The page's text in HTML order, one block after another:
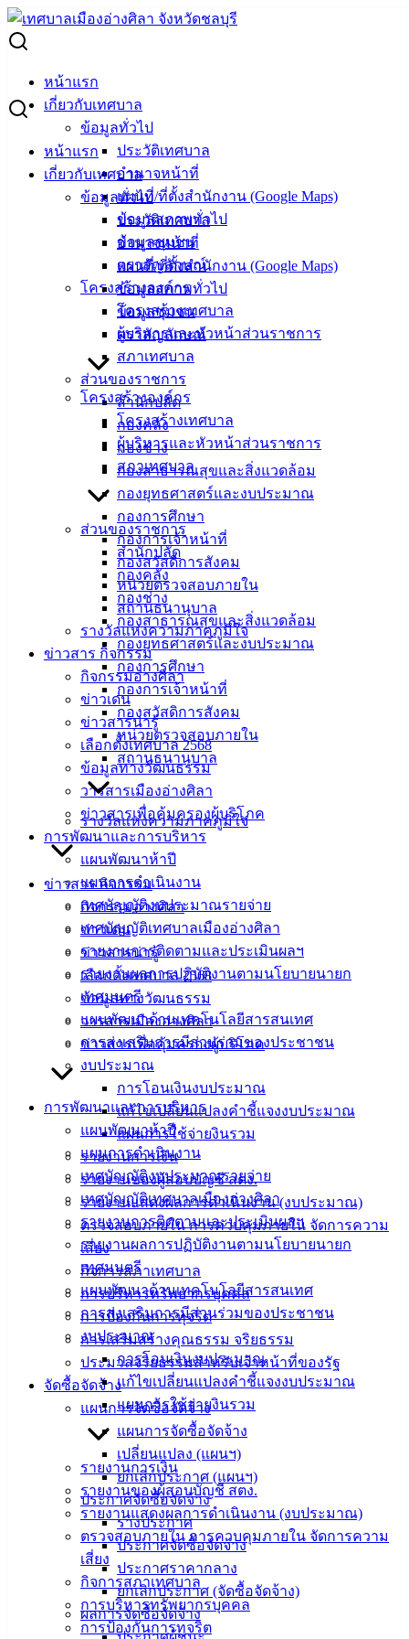
Skip
to
content
หน้าแรก
เกี่ยวกับเทศบาล
ข้อมูลทั่วไป
ประวัติเทศบาล
อำนาจหน้าที่
แผนที่/ที่ตั้งสำนักงาน (Google Maps)
ข้อมูลสภาพทั่วไป
ข้อมูลชุมชน
ตราสัญลักษณ์
โครงสร้างองค์กร
โครงสร้างเทศบาล
ผู้บริหารและหัวหน้าส่วนราชการ
สภาเทศบาล
ส่วนของราชการ
สำนักปลัด
กองคลัง
กองช่าง
กองสาธารณสุขและสิ่งแวดล้อม
กองยุทธศาสตร์และงบประมาณ
กองการศึกษา
กองการเจ้าหน้าที่
กองสวัสดิการสังคม
หน่วยตรวจสอบภายใน
สถานธนานุบาล
รางวัลแห่งความภาคภูมิใจ
ข่าวสาร กิจกรรม
กิจกรรมอ่างศิลา
ข่าวเด่น
ข่าวสารน่ารู้
เลือกตั้งเทศบาล 2568
ข้อมูลทางวัฒนธรรม
วารสารเมืองอ่างศิลา
ข่าวสารเพื่อคุ้มครองผู้บริโภค
การพัฒนาและการบริหาร
แผนพัฒนาห้าปี
แผนการดำเนินงาน
เทศบัญญัติงบประมาณรายจ่าย
เทศบัญญัติเทศบาลเมืองอ่างศิลา
รายงานการติดตามและประเมินผลฯ
รายงานผลการปฏิบัติงานตามนโยบายนายก
เทศมนตรี
แผนพัฒนาด้านเทคโนโลยีสารสนเทศ
การส่งเสริมการมีส่วนร่วมของประชาชน
งบประมาณ
การโอนเงินงบประมาณ
แก้ไขเปลี่ยนแปลงคำชี้แจงงบประมาณ
แผนการใช้จ่ายงินรวม
รายงานการเงิน
รายงานของผู้สอบบัญชี สตง.
รายงานแสดงผลการดำเนินงาน (งบประมาณ)
ตรวจสอบภายใน การควบคุมภายใน จัดการความ
เสี่ยง
กิจการสภาเทศบาล
การบริหารทรัพยากรบุคคล
การป้องกันการทุจริต
การเสริมสร้างคุณธรรม จริยธรรม
ประมวลจริยธรรมสำหรับเจ้าหน้าที่ของรัฐ
จัดซื้อจัดจ้าง
แผนการจัดซื้อจัดจ้าง
แผนการจัดซื้อจัดจ้าง
เปลี่ยนแปลง (แผนฯ)
ยกเลิกประกาศ (แผนฯ)
ประกาศจัดซื้อจัดจ้าง
ร่างประกาศ
ประกาศจัดซื้อจัดจ้าง
ประกาศราคากลาง
ยกเลิกประกาศ (จัดซื้อจัดจ้าง)
ผลการจัดซื้อจัดจ้าง
หน้าแรก
เกี่ยวกับเทศบาล
ข้อมูลทั่วไป
ประวัติเทศบาล
อำนาจหน้าที่
แผนที่/ที่ตั้งสำนักงาน (Google Maps)
ข้อมูลสภาพทั่วไป
ข้อมูลชุมชน
ตราสัญลักษณ์
โครงสร้างองค์กร
โครงสร้างเทศบาล
ผู้บริหารและหัวหน้าส่วนราชการ
สภาเทศบาล
ส่วนของราชการ
สำนักปลัด
กองคลัง
กองช่าง
กองสาธารณสุขและสิ่งแวดล้อม
กองยุทธศาสตร์และงบประมาณ
กองการศึกษา
กองการเจ้าหน้าที่
กองสวัสดิการสังคม
หน่วยตรวจสอบภายใน
สถานธนานุบาล
รางวัลแห่งความภาคภูมิใจ
ข่าวสาร กิจกรรม
กิจกรรมอ่างศิลา
ข่าวเด่น
ข่าวสารน่ารู้
เลือกตั้งเทศบาล 2568
ข้อมูลทางวัฒนธรรม
วารสารเมืองอ่างศิลา
ข่าวสารเพื่อคุ้มครองผู้บริโภค
การพัฒนาและการบริหาร
แผนพัฒนาห้าปี
แผนการดำเนินงาน
เทศบัญญัติงบประมาณรายจ่าย
เทศบัญญัติเทศบาลเมืองอ่างศิลา
รายงานการติดตามและประเมินผลฯ
รายงานผลการปฏิบัติงานตามนโยบายนายก
เทศมนตรี
แผนพัฒนาด้านเทคโนโลยีสารสนเทศ
การส่งเสริมการมีส่วนร่วมของประชาชน
งบประมาณ
การโอนเงินงบประมาณ
แก้ไขเปลี่ยนแปลงคำชี้แจงงบประมาณ
แผนการใช้จ่ายงินรวม
รายงานการเงิน
รายงานของผู้สอบบัญชี สตง.
รายงานแสดงผลการดำเนินงาน (งบประมาณ)
ตรวจสอบภายใน การควบคุมภายใน จัดการความ
เสี่ยง
กิจการสภาเทศบาล
การบริหารทรัพยากรบุคคล
การป้องกันการทุจริต
Search
ประกาศกองทุนหลักประกันสุขภาพระดับท้องถิ่นหรือพื้นที่
เทศบาลเมืองอ่างศิลา เรื่อง ประชาสัมพันธ์สนับสนุนงบประมาณ
ในการส่งเสริมการจัดบริการสาธารณสุขที่เกี่ยวกับการสร้าง
เสริมสุขภาพ
ประกาศกองทุนหลักประกันสุขภาพระดับ
ท้องถิ่นหรือพื้นที่เทศบาลเมืองอ่างศิลา เรื่อง
ประชาสัมพันธ์สนับสนุนงบประมาณในการ
ส่งเสริมการจัดบริการสาธารณสุขที่เกี่ยว
กับการสร้างเสริมสุขภาพ
พฤศจิกายน 5, 2021พฤศจิกายน 5, 2021
ข่าวสารน่ารู้
MX-M464N_20211105_162533 ดาวน์โหลด
เทศบาล
สำนักงาน
เทศบาลเมือง
อ่างศิลา 90/338
อ.เมือง จ.ชลบุรี
038-
142-100-104
บริการ
ประชาชน
ดาวน์โหลด
แบบ
ฟอร์ม,
เอกสาร
คู่มือ
สำหรับ
ประชาชน/
คู่มือการ
ปฏิบัติ
งาน
ข่าวสาร
น่ารู้
ศุนย์
ข้อมูล
ข่าวสาร
อิเล็กทรอนิกส์
องค์
ความรู้
(Knowledge
Management)
เทศบาล
สายตรง
นายก
ประวัติ
เทศบาล
ผู้บริหาร
และ